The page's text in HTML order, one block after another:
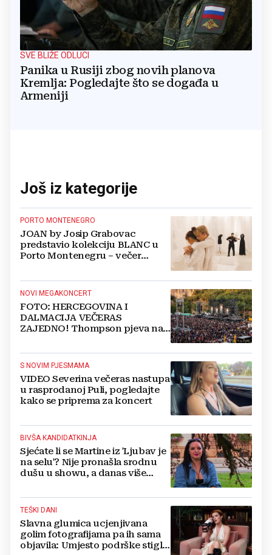
SVE BLIŽE ODLUCI
Panika u Rusiji zbog novih planova
Kremlja: Pogledajte što se događa u
Armeniji
Još iz kategorije
PORTO MONTENEGRO
JOAN by Josip Grabovac
predstavio kolekciju BLANC u
Porto Montenegru – večer
NOVI MEGAKONCERT
FOTO: HERCEGOVINA I
DALMACIJA VEČERAS
ZAJEDNO! Thompson pjeva na
S NOVIM PJESMAMA
VIDEO Severina večeras nastupa
u rasprodanoj Puli, pogledajte
kako se priprema za koncert
BIVŠA KANDIDATKINJA
Sjećate li se Martine iz 'Ljubav je
na selu'? Nije pronašla srodnu
dušu u showu, a danas više
TEŠKI DANI
Slavna glumica ucjenjivana
golim fotografijama pa ih sama
objavila: Umjesto podrške stigle